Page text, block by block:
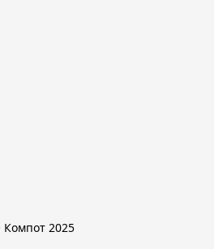
© Компот 2025